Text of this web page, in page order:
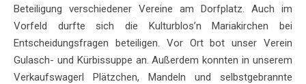
Beteiligung verschiedener Vereine am Dorfplatz. Auch im
Vorfeld durfte sich die Kulturblos’n Mariakirchen bei
Entscheidungsfragen beteiligen. Vor Ort bot unser Verein
Gulasch- und Kürbissuppe an. Außerdem konnten in unserem
Verkaufswagerl Plätzchen, Mandeln und selbstgebrannte